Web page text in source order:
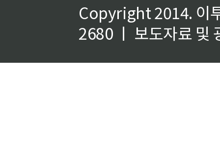
Copyright 2014. 이
2680 ㅣ 보도자료